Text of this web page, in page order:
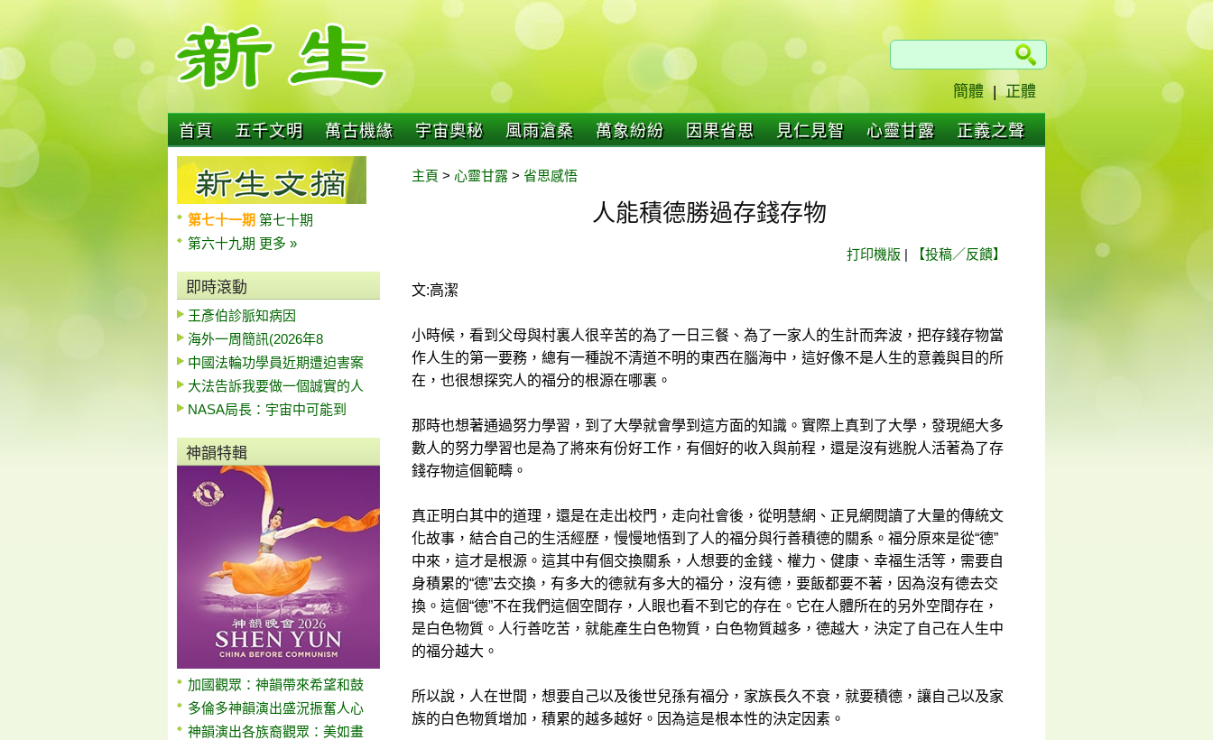
簡體 | 正體
首頁 五千文明 萬古機緣 宇宙奧秘 風雨滄桑 萬象紛紛 因果省思 見仁見智 心靈甘露 正義之聲
第七十一期 第七十期
第六十九期 更多 »
即時滾動
王彥伯診脈知病因
海外一周簡訊(2026年8
中國法輪功學員近期遭迫害案
大法告訴我要做一個誠實的人
NASA局長：宇宙中可能到
神韻特輯
加國觀眾：神韻帶來希望和鼓
多倫多神韻演出盛況振奮人心
神韻演出各族裔觀眾：美如畫
主頁 > 心靈甘露 > 省思感悟
人能積德勝過存錢存物
打印機版 | 【投稿／反饋】
文:高潔
小時候，看到父母與村裏人很辛苦的為了一日三餐、為了一家人的生計而奔波，把存錢存物當
作人生的第一要務，總有一種說不清道不明的東西在腦海中，這好像不是人生的意義與目的所
在，也很想探究人的福分的根源在哪裏。
那時也想著通過努力學習，到了大學就會學到這方面的知識。實際上真到了大學，發現絕大多
數人的努力學習也是為了將來有份好工作，有個好的收入與前程，還是沒有逃脫人活著為了存
錢存物這個範疇。
真正明白其中的道理，還是在走出校門，走向社會後，從明慧網、正見網閱讀了大量的傳統文
化故事，結合自己的生活經歷，慢慢地悟到了人的福分與行善積德的關系。福分原來是從“德”
中來，這才是根源。這其中有個交換關系，人想要的金錢、權力、健康、幸福生活等，需要自
身積累的“德”去交換，有多大的德就有多大的福分，沒有德，要飯都要不著，因為沒有德去交
換。這個“德”不在我們這個空間存，人眼也看不到它的存在。它在人體所在的另外空間存在，
是白色物質。人行善吃苦，就能產生白色物質，白色物質越多，德越大，決定了自己在人生中
的福分越大。
所以說，人在世間，想要自己以及後世兒孫有福分，家族長久不衰，就要積德，讓自己以及家
族的白色物質增加，積累的越多越好。因為這是根本性的決定因素。